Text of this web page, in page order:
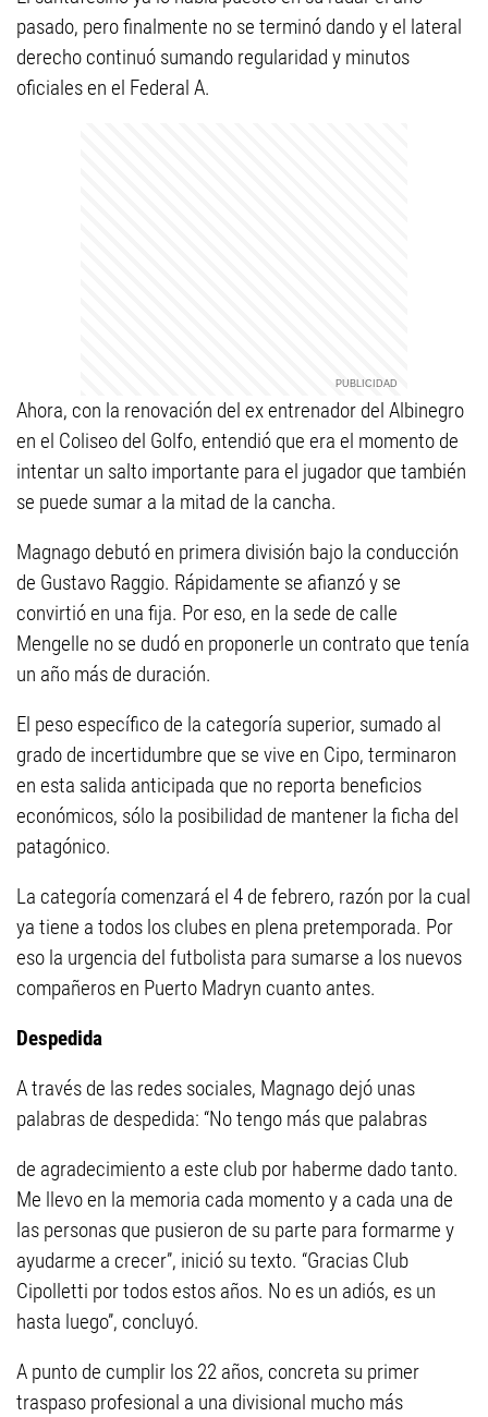
pasado, pero finalmente no se terminó dando y el lateral
derecho continuó sumando regularidad y minutos
oficiales en el Federal A.
Ahora, con la renovación del ex entrenador del Albinegro
en el Coliseo del Golfo, entendió que era el momento de
intentar un salto importante para el jugador que también
se puede sumar a la mitad de la cancha.
Magnago debutó en primera división bajo la conducción
de Gustavo Raggio. Rápidamente se afianzó y se
convirtió en una fija. Por eso, en la sede de calle
Mengelle no se dudó en proponerle un contrato que tenía
un año más de duración.
El peso específico de la categoría superior, sumado al
grado de incertidumbre que se vive en Cipo, terminaron
en esta salida anticipada que no reporta beneficios
económicos, sólo la posibilidad de mantener la ficha del
patagónico.
La categoría comenzará el 4 de febrero, razón por la cual
ya tiene a todos los clubes en plena pretemporada. Por
eso la urgencia del futbolista para sumarse a los nuevos
compañeros en Puerto Madryn cuanto antes.
Despedida
A través de las redes sociales, Magnago dejó unas
palabras de despedida: “No tengo más que palabras
de agradecimiento a este club por haberme dado tanto.
Me llevo en la memoria cada momento y a cada una de
las personas que pusieron de su parte para formarme y
ayudarme a crecer”, inició su texto. “Gracias Club
Cipolletti por todos estos años. No es un adiós, es un
hasta luego”, concluyó.
A punto de cumplir los 22 años, concreta su primer
traspaso profesional a una divisional mucho más